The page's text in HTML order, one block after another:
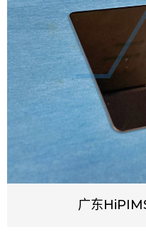
广东